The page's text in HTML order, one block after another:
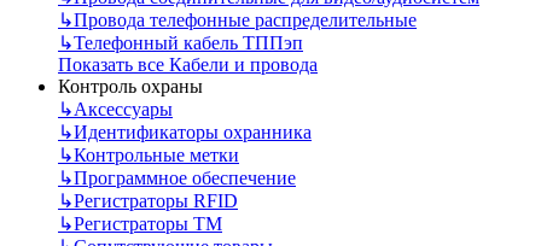
↳Провода телефонные распределительные
↳Телефонный кабель ТППэп
Показать все Кабели и провода
Контроль охраны
↳Аксессуары
↳Идентификаторы охранника
↳Контрольные метки
↳Программное обеспечение
↳Регистраторы RFID
↳Регистраторы ТМ